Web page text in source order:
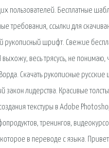
пользователей. Бесплатные
требования, ссылки для
рукописный шрифт. Свежие
весь трясусь, не понимаю,
Скачать рукописные
лидерства. Красивые
текстуры в Adobe
тренингов,
в переводе с языка.